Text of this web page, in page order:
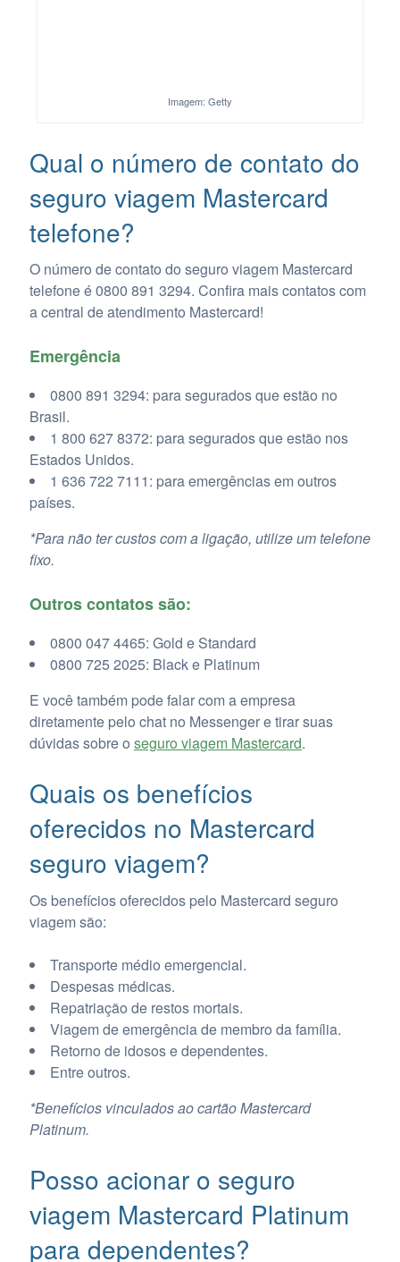
Imagem: Getty
Qual o número de contato do
seguro viagem Mastercard
telefone?
O número de contato do seguro viagem Mastercard
telefone é 0800 891 3294. Confira mais contatos com
a central de atendimento Mastercard!
Emergência
0800 891 3294: para segurados que estão no
Brasil.
1 800 627 8372: para segurados que estão nos
Estados Unidos.
1 636 722 7111: para emergências em outros
países.
*Para não ter custos com a ligação, utilize um telefone
fixo.
Outros contatos são:
0800 047 4465: Gold e Standard
0800 725 2025: Black e Platinum
E você também pode falar com a empresa
diretamente pelo chat no Messenger e tirar suas
dúvidas sobre o seguro viagem Mastercard.
Quais os benefícios
oferecidos no Mastercard
seguro viagem?
Os benefícios oferecidos pelo Mastercard seguro
viagem são:
Transporte médio emergencial.
Despesas médicas.
Repatriação de restos mortais.
Viagem de emergência de membro da família.
Retorno de idosos e dependentes.
Entre outros.
*Benefícios vinculados ao cartão Mastercard
Platinum.
Posso acionar o seguro
viagem Mastercard Platinum
para dependentes?